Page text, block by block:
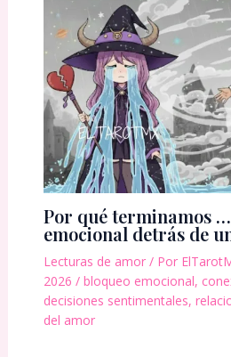
Por qué terminamos
emocional detrás de
Lecturas de amor/ Por
2026 / bloqueo emocional,
decisiones sentimentales,
del amor